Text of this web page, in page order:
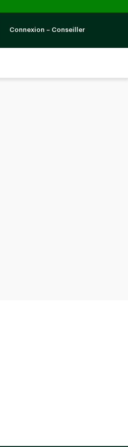
Connexion – Conseiller